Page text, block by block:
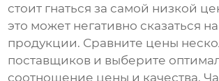
стоит гнаться за самой низкой
это может негативно сказаться
продукции. Сравните цены
поставщиков и выберите
соотношение цены и качества.